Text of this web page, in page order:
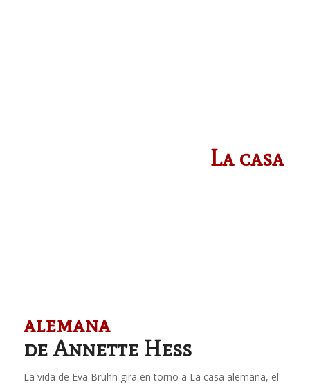
La casa
alemana
de Annette Hess
La vida de Eva Bruhn gira en torno a La casa alemana, el